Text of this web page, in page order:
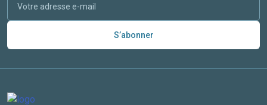
S’abonner